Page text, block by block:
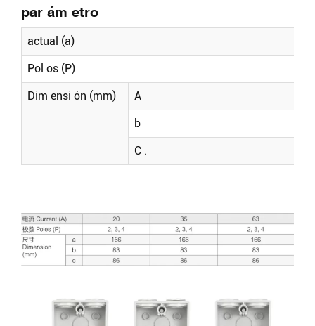
par ám etro
actual (a)
Pol os (P)
Dim ensi ón (mm) A
b
C .
Buscar